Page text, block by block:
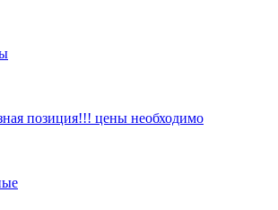
позиция!!! цены необходимо